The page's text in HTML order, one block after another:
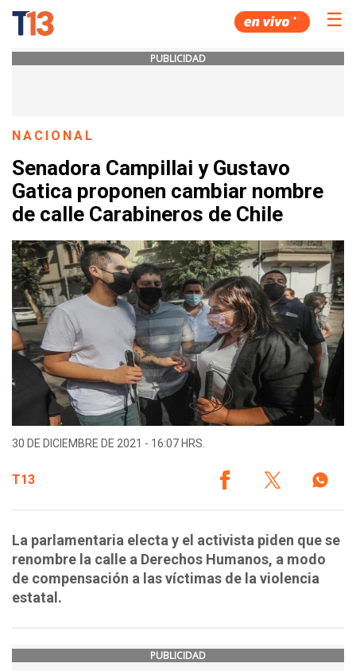
☰
PUBLICIDAD
NACIONAL
Senadora Campillai y Gustavo
Gatica proponen cambiar nombre
de calle Carabineros de Chile
30 DE DICIEMBRE DE 2021 - 16:07 HRS.
T13
La parlamentaria electa y el activista piden que se
renombre la calle a Derechos Humanos, a modo
de compensación a las víctimas de la violencia
estatal.
PUBLICIDAD